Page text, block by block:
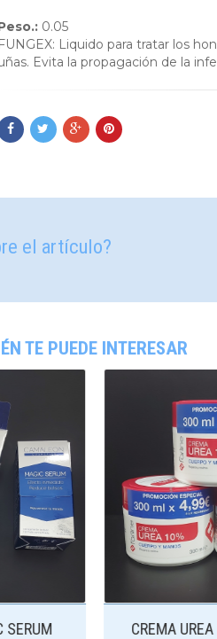
0.05
FUNGEX: Liquido para tratar los
Evita la propagación de la
el artículo?
TE PUEDE INTERESAR
CREMA UREA